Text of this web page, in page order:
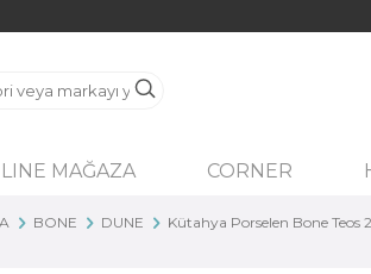
MAĞAZA CORNER
BONE DUNE Kütahya Porselen Bone